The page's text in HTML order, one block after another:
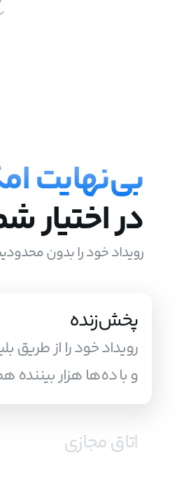
بی‌نهایت
در اختیار
رویداد خود را بدون
پخش‌زنده
رویداد خود را از طریق
و با ده‌ها هزار بیننده
اتاق مجازی